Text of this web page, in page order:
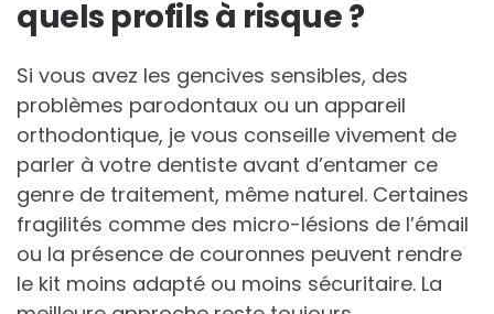
quels profils à risque ?
Si vous avez les gencives sensibles, des
problèmes parodontaux ou un appareil
orthodontique, je vous conseille vivement de
parler à votre dentiste avant d’entamer ce
genre de traitement, même naturel. Certaines
fragilités comme des micro-lésions de l’émail
ou la présence de couronnes peuvent rendre
le kit moins adapté ou moins sécuritaire. La